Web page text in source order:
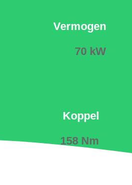
Vermogen
70 kW
Koppel
158 Nm